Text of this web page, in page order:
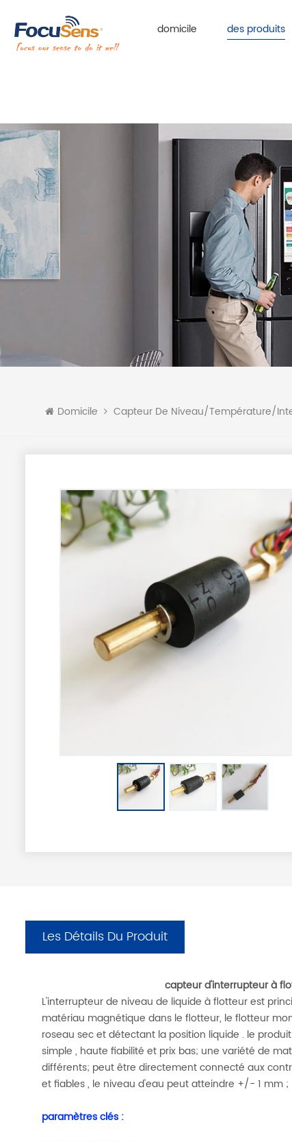
domicile des produits
Domicile Capteur De Niveau/température/
Les Détails Du Produit
capteur d'interrupteur à
L'interrupteur de niveau de liquide à flotteur est
matériau magnétique dans le flotteur, le flotteur
roseau sec et détectant la position liquide . le
simple , haute fiabilité et prix bas; une variété de
différents; peut être directement connecté aux
et fiables , le niveau d'eau peut atteindre +/- 1 mm ;
paramètres clés :